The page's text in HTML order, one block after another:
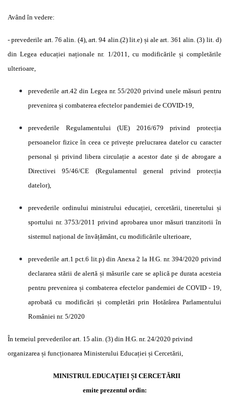
Având în vedere:
- prevederile art. 76 alin. (4), art. 94 alin.(2) lit.e) și ale art. 361 alin. (3) lit. d)
din Legea educației naționale nr. 1/2011, cu modificările și completările
ulterioare,
prevederile art.42 din Legea nr. 55/2020 privind unele măsuri pentru
prevenirea și combaterea efectelor pandemiei de COVID-19,
prevederile Regulamentului (UE) 2016/679 privind protecția
persoanelor fizice în ceea ce privește prelucrarea datelor cu caracter
personal și privind libera circulație a acestor date și de abrogare a
Directivei 95/46/CE (Regulamentul general privind protecția
datelor),
prevederile ordinului ministrului educației, cercetării, tineretului și
sportului nr. 3753/2011 privind aprobarea unor măsuri tranzitorii în
sistemul național de învățământ, cu modificările ulterioare,
prevederile art.1 pct.6 lit.p) din Anexa 2 la H.G. nr. 394/2020 privind
declararea stării de alertă și măsurile care se aplică pe durata acesteia
pentru prevenirea și combaterea efectelor pandemiei de COVID - 19,
aprobată cu modificări și completări prin Hotărârea Parlamentului
României nr. 5/2020
În temeiul prevederilorart. 15 alin. (3) din H.G. nr. 24/2020 privind
organizarea și funcționarea Ministerului Educației și Cercetării,
MINISTRUL EDUCAȚIEI ȘI CERCETĂRII
emite prezentul ordin: